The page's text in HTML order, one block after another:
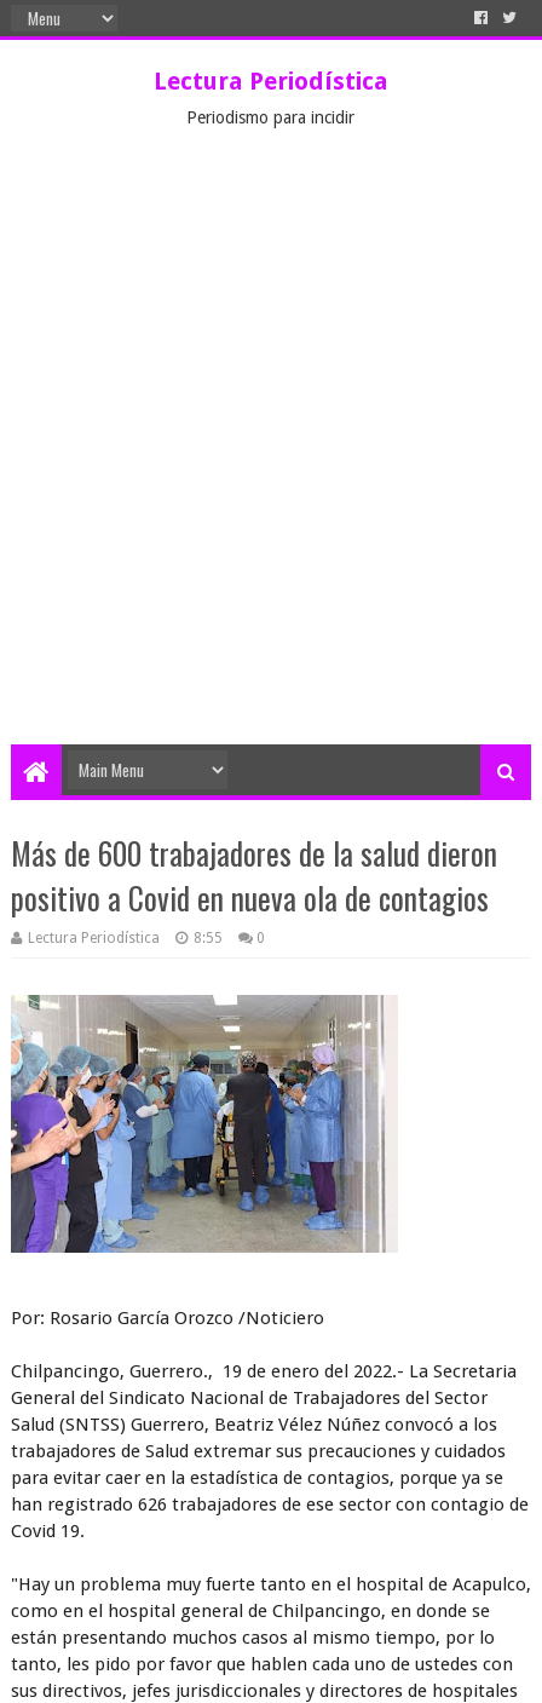
Lectura Periodística
Periodismo para incidir
Más de 600 trabajadores de la salud dieron
positivo a Covid en nueva ola de contagios
Lectura Periodística 8:55 0
Por: Rosario García Orozco /Noticiero
Chilpancingo, Guerrero., 19 de enero del 2022.- La Secretaria
General del Sindicato Nacional de Trabajadores del Sector
Salud (SNTSS) Guerrero, Beatriz Vélez Núñez convocó a los
trabajadores de Salud extremar sus precauciones y cuidados
para evitar caer en la estadística de contagios, porque ya se
han registrado 626 trabajadores de ese sector con contagio de
Covid 19.
"Hay un problema muy fuerte tanto en el hospital de Acapulco,
como en el hospital general de Chilpancingo, en donde se
están presentando muchos casos al mismo tiempo, por lo
tanto, les pido por favor que hablen cada uno de ustedes con
sus directivos, jefes jurisdiccionales y directores de hospitales